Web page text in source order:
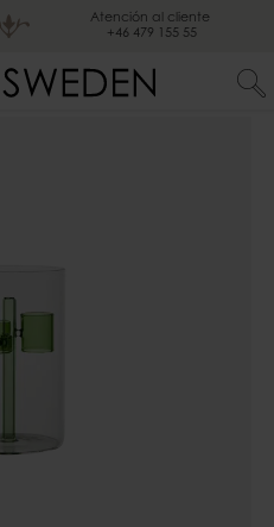
Atención al cliente
+46 479 155 55